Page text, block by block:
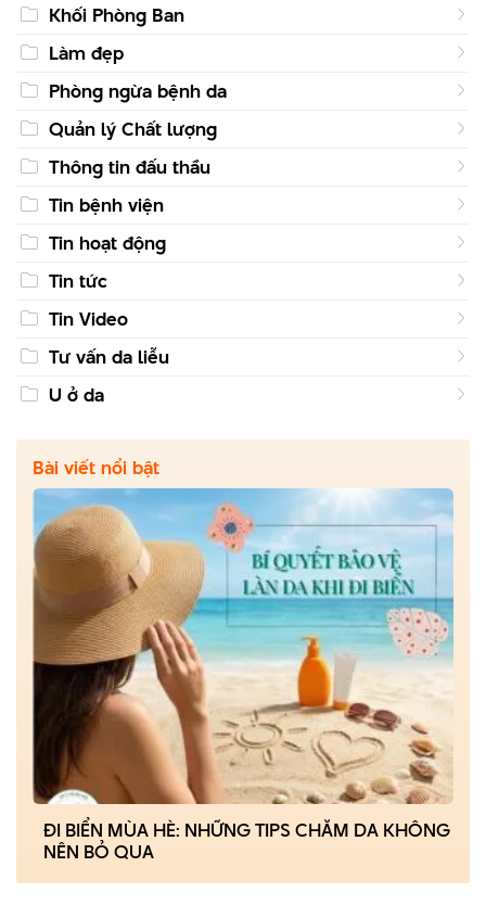
Khối Phòng Ban
Làm đẹp
Phòng ngừa bệnh da
Quản lý Chất lượng
Thông tin đấu thầu
Tin bệnh viện
Tin hoạt động
Tin tức
Tin Video
Tư vấn da liễu
U ở da
Bài viết nổi bật
ĐI BIỂN MÙA HÈ: NHỮNG TIPS CHĂM DA KHÔNG
NÊN BỎ QUA